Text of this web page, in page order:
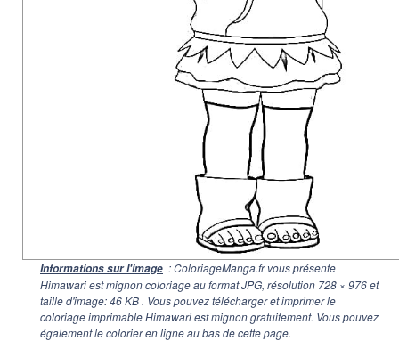
Informations sur l'image : ColoriageManga.fr vous présente
Himawari est mignon coloriage au format JPG, résolution 728 × 976et
taille d'image: 46 KB . Vous pouvez télécharger et imprimer le
coloriage imprimable Himawari est mignon gratuitement. Vous pouvez
également le colorier en ligne au bas de cette page.